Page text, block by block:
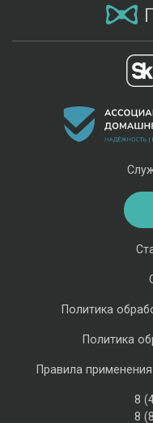
Политика
Политика
Правила
8
8